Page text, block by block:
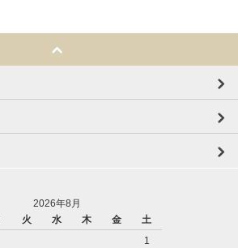
2026年8月
火 水 木 金
土
1